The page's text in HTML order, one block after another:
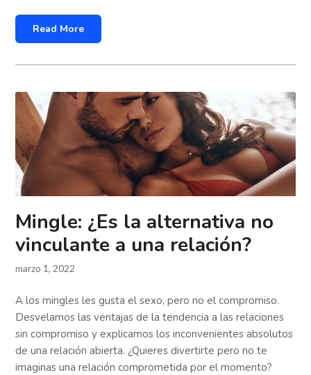
Read More
Mingle: ¿Es la alternativa no
vinculante a una relación?
marzo 1, 2022
A los mingles les gusta el sexo, pero no el compromiso.
Desvelamos las ventajas de la tendencia a las relaciones
sin compromiso y explicamos los inconvenientes absolutos
de una relación abierta. ¿Quieres divertirte pero no te
imaginas una relación comprometida por el momento?